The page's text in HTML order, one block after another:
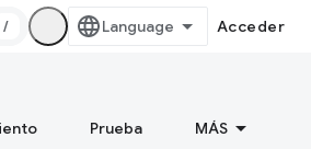
/ Acceder
Prueba MÁS